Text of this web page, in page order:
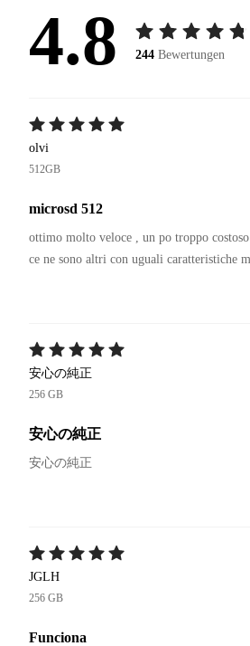
4.8 244 Bewertungen
olvi
512GB
microsd 512
ottimo molto veloce , un po troppo costoso
安心の純正
256 GB
安心の純正
安心の純正
JGLH
256 GB
Funciona